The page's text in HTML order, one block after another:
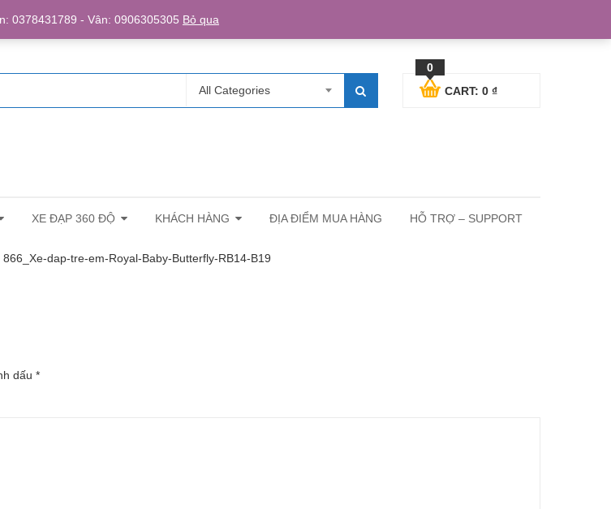
Login/Register
All Categories
0
CART: 0 ₫
XE ĐẠP 360 ĐỘ KHÁCH HÀNG ĐỊA ĐIỂM MUA HÀNG HỖ TRỢ – SUPPORT
866_Xe-dap-tre-em-Royal-Baby-Butterfly-RB14-B19
dấu *
0378431789 - Vân: 0906305305 Bỏ qua